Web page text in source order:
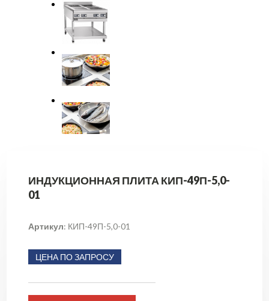
ИНДУКЦИОННАЯ ПЛИТА КИП-49П-5,0-
01
Артикул: КИП-49П-5,0-01
ЦЕНА ПО ЗАПРОСУ